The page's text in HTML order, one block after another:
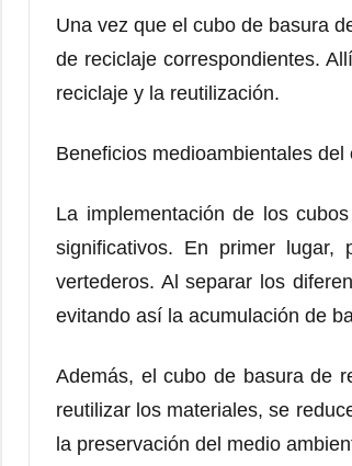
Una vez que el cubo de basura
de reciclaje correspondientes.
reciclaje y la reutilización.
Beneficios medioambientales
La implementación de los
significativos. En primer
vertederos. Al separar los
evitando así la acumulación de
Además, el cubo de basura de
reutilizar los materiales, se
la preservación del medio